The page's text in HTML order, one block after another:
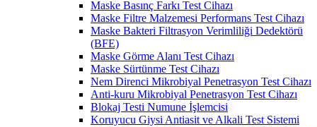
Maske Basınç Farkı Test Cihazı
Maske Filtre Malzemesi Performans Test Cihazı
Maske Bakteri Filtrasyon Verimliliği Dedektörü
(BFE)
Maske Görme Alanı Test Cihazı
Maske Sürtünme Test Cihazı
Nem Direnci Mikrobiyal Penetrasyon Test Cihazı
Anti-kuru Mikrobiyal Penetrasyon Test Cihazı
Blokaj Testi Numune İşlemcisi
Koruyucu Giysi Antiasit ve Alkali Test Sistemi